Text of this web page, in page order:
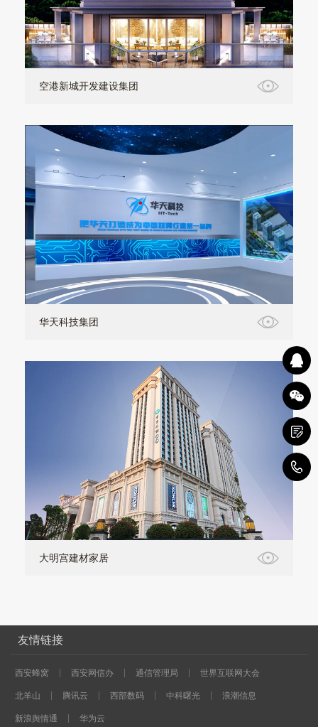
空港新城开发建设集团
华天科技集团
大明宫建材家居
友情链接
西安蜂窝 西安网信办 通信管理局
世界互联网大会
北羊山
腾讯云 西部数码 中科曙光
浪潮信息
新浪舆情通
华为云